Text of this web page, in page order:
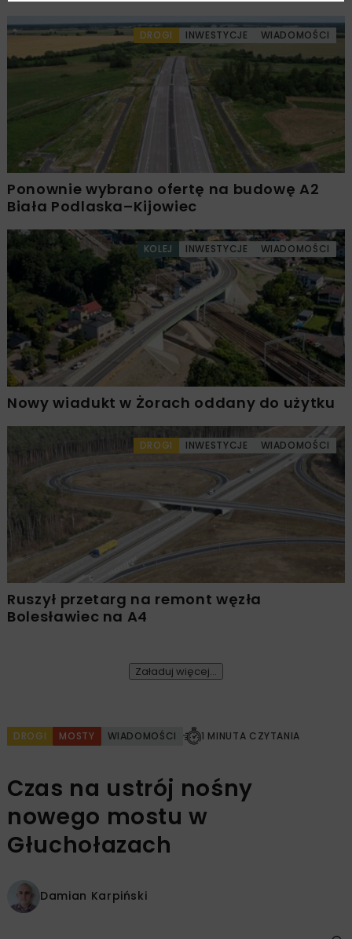
DROGI INWESTYCJE WIADOMOŚCI
Ponownie wybrano ofertę na budowę A2
Biała Podlaska–Kijowiec
KOLEJ INWESTYCJE WIADOMOŚCI
Nowy wiadukt w Żorach oddany do użytku
DROGI INWESTYCJE WIADOMOŚCI
Ruszył przetarg na remont węzła
Bolesławiec na A4
Załaduj więcej...
DROGI MOSTY WIADOMOŚCI 1 MINUTA CZYTANIA
Czas na ustrój nośny
nowego mostu w
Głuchołazach
Damian Karpiński